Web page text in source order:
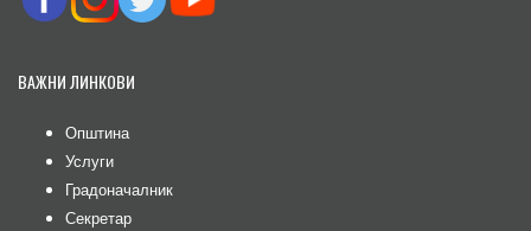
ВАЖНИ ЛИНКОВИ
Општина
Услуги
Градоначалник
Секретар